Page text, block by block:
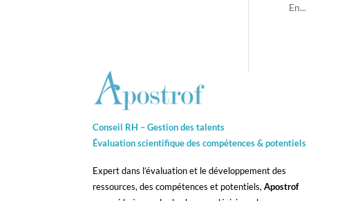
En...
Conseil RH – Gestion des talents
Évaluation scientifique des compétences &potentiels
Expert dans l’évaluation et le développement des
ressources, des compétences et potentiels,Apostrof